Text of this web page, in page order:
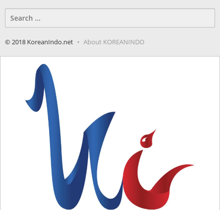
for:
© 2018 KoreanIndo.net About KOREANINDO